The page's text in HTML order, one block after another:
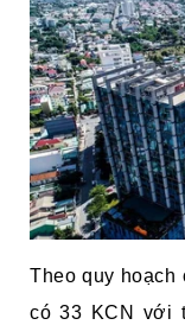
Theo quy hoạch
có 33 KCN với